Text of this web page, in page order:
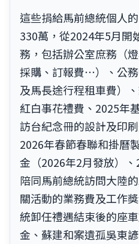
這些捐給馬前總統個人
330萬，從2024年5月開
務，包括辦公室庶務（
採購、訂報費⋯）、公
及馬長途行程租車費）
紅白事花禮費、2025年
訪台紀念冊的設計及印
2026年春節春聯和掛曆
金（2026年2月發放）
陪同馬前總統訪問大陸
關活動的業務費及工作
統卸任禮遇結束後的座
金、蘇建和案遺孤吳東